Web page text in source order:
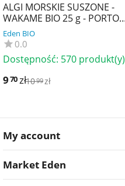
ALGI MORSKIE SUSZONE -
WAKAME BIO 25 g - PORTO
MUINOS
Eden BIO
0.0
Dostępność: 570 produkt(y)
970zł1099zł
My account
Market Eden